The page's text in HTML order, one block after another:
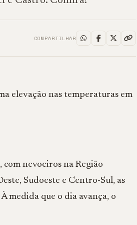
COMPARTILHAR
elevação nas temperaturas em
nevoeiros na Região
Sudoeste e Centro-Sul, as
medida que o dia avança, o